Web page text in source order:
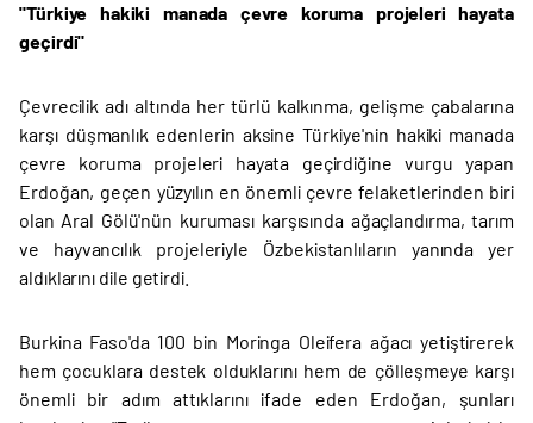
"Türkiye hakiki manada çevre koruma projeleri hayata
geçirdi"
Çevrecilik adı altında her türlü kalkınma, gelişme çabalarına
karşı düşmanlık edenlerin aksine Türkiye'nin hakiki manada
çevre koruma projeleri hayata geçirdiğine vurgu yapan
Erdoğan, geçen yüzyılın en önemli çevre felaketlerinden biri
olan Aral Gölü'nün kuruması karşısında ağaçlandırma, tarım
ve hayvancılık projeleriyle Özbekistanlıların yanında yer
aldıklarını dile getirdi.
Burkina Faso'da 100 bin Moringa Oleifera ağacı yetiştirerek
hem çocuklara destek olduklarını hem de çölleşmeye karşı
önemli bir adım attıklarını ifade eden Erdoğan, şunları